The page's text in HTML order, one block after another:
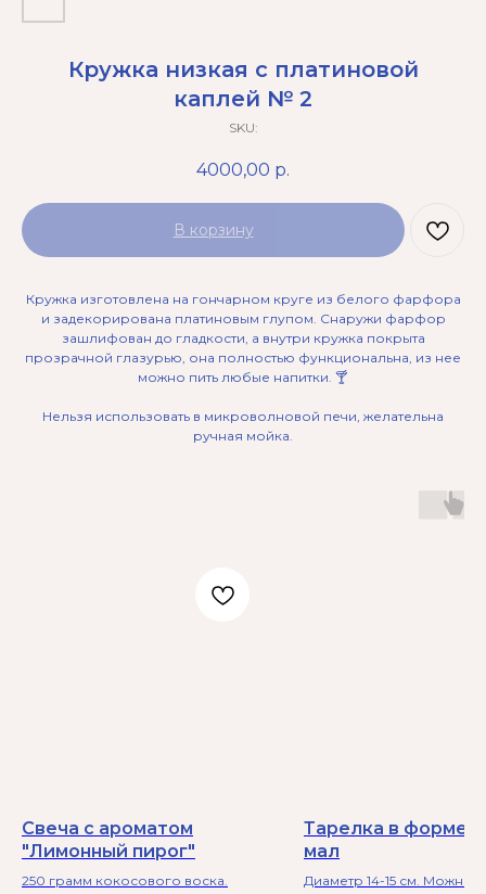
Кружка низкая с платиновой
каплей № 2
SKU:
4000,00 р.
В корзину
Кружка изготовлена на гончарном круге из белого фарфора
и задекорирована платиновым глупом. Снаружи фарфор
зашлифован до гладкости, а внутри кружка покрыта
прозрачной глазурью, она полностью функциональна, из нее
можно пить любые напитки. 🍸
Нельзя использовать в микроволновой печи, желательна
ручная мойка.
Свеча с ароматом
"Лимонный пирог"
250 грамм кокосового воска.
Тарелка в форме
мал
Диаметр 14-15 см. Можно